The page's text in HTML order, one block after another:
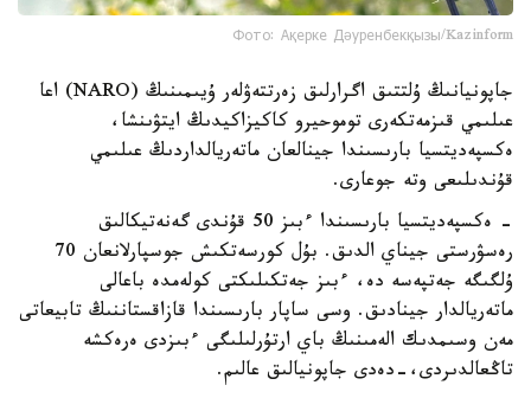
Фото: Ақерке Дәуренбекқызы/Kazinform
جاپونيانىڭ ۇلتتىق اگرارلىق زەرتتەۋلەر ۇيىمىنىڭ (NARO) اعا
عىلىمي قىزمەتكەرى توموحيرو كاكيزاكيدىڭ ايتۋىنشا،
ەكسپەديتسيا بارىسىندا جينالعان ماتەريالداردىڭ عىلىمي
قۇندىلىعى وتە جوعارى.
- ەكسپەديتسيا بارىسىندا ءبىز 50 قۇندى گەنەتيكالىق
رەسۋرستى جيناي الدىق. بۇل كورسەتكىش جوسپارلانعان 70
ۇلگىگە جەتپەسە دە، ءبىز جەتكىلىكتى كولەمدە باعالى
ماتەريالدار جينادىق. وسى ساپار بارىسىندا قازاقستاننىڭ تابيعاتى
مەن وسىمدىك الەمىنىڭ باي ارتۇرلىلىگى ءبىزدى ەرەكشە
تاڭعالدىردى،-دەدى جاپونيالىق عالىم.